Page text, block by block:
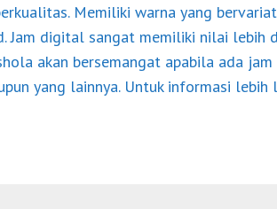
Memiliki warna yang
digital sangat memiliki nilai lebih
akan bersemangat apabila ada
yang lainnya. Untuk informasi